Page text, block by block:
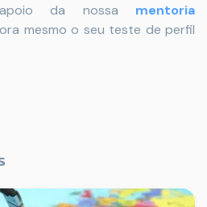
da nossa mentoria
mesmo o seu teste de perfil